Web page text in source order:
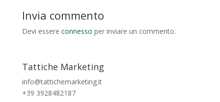
Invia commento
Devi essere connesso per inviare un commento.
Tattiche Marketing
info@tattichemarketing.it
+39 3928482187